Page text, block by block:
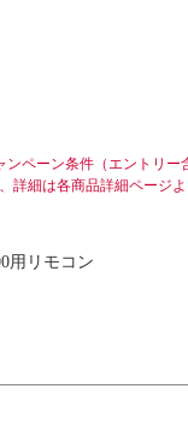
ペーン条件（エントリー
細は各商品詳細ページよ
用リモコン